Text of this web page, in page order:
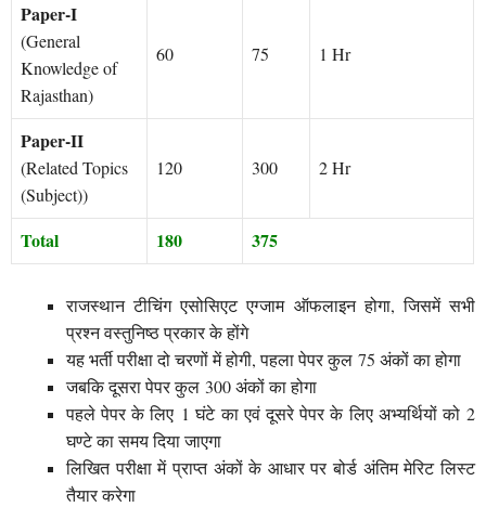
Paper-I
(General
Knowledge of
Rajasthan)
60 75 1 Hr
Paper-II
(Related Topics
(Subject))
120 300 2 Hr
Total 180 375
राजस्थान टीचिंग एसोसिएट एग्जाम ऑफलाइन होगा, जिसमें सभी
प्रश्न वस्तुनिष्ठ प्रकार के होंगे
यह भर्ती परीक्षा दो चरणों में होगी, पहला पेपर कुल 75 अंकों का होगा
जबकि दूसरा पेपर कुल 300 अंकों का होगा
पहले पेपर के लिए 1 घंटे का एवं दूसरे पेपर के लिए अभ्यर्थियों को 2
घण्टे का समय दिया जाएगा
लिखित परीक्षा में प्राप्त अंकों के आधार पर बोर्ड अंतिम मेरिट लिस्ट
तैयार करेगा